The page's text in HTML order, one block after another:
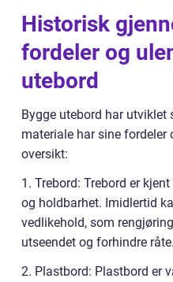
Historisk
fordeler og
utebord
Bygge utebord har utviklet
materiale har sine fordeler
oversikt:
1. Trebord: Trebord er
og holdbarhet. Imidlertid
vedlikehold, som
utseendet og forhindre råte.
2. Plastbord: Plastbord er